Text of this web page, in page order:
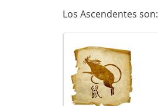
Los Ascendentes son: